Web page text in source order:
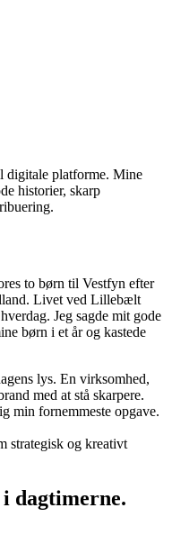
digitale platforme. Mine
historier, skarp
to børn til Vestfyn efter
Livet ved Lillebælt
Jeg sagde mit gode
børn i et år og kastede
lys. En virksomhed,
med at stå skarpere.
min fornemmeste opgave.
strategisk og kreativt
dagtimerne.